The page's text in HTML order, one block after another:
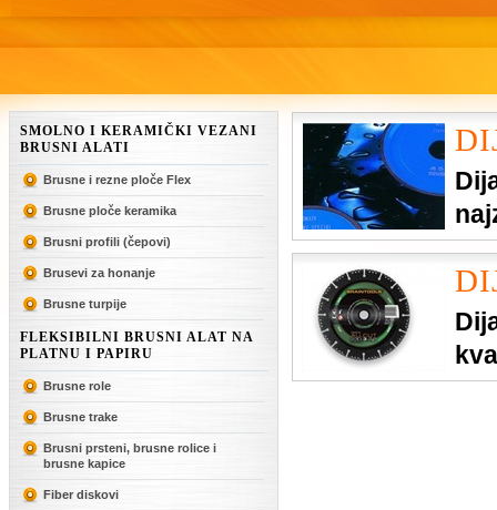
SMOLNO I KERAMIČKI VEZANI
BRUSNI ALATI
Brusne i rezne ploče Flex
Brusne ploče keramika
Brusni profili (čepovi)
Brusevi za honanje
Brusne turpije
FLEKSIBILNI BRUSNI ALAT NA
PLATNU I PAPIRU
Brusne role
Brusne trake
Brusni prsteni, brusne rolice i
brusne kapice
Fiber diskovi
brusni alat
brzoreznog